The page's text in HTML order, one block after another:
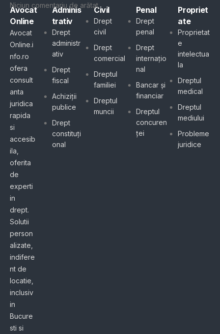
Niciun comentariu de arătat.
Avocat
Online
Avocat
Online.i
nfo.ro
ofera
consult
anta
juridica
rapida
si
accesib
ila,
oferita
de
experti
in
drept.
Solutii
person
alizate,
indifere
nt de
locatie,
inclusiv
in
Bucure
sti si
Adminis
trativ
Drept
administr
ativ
Drept
fiscal
Achiziții
publice
Drept
constituți
onal
Civil
Drept
civil
Drept
comercial
Dreptul
familiei
Dreptul
muncii
Penal
Drept
penal
Drept
internațio
nal
Bancar și
financiar
Dreptul
concuren
ței
Propriet
ate
Proprietat
e
intelectua
la
Dreptul
medical
Dreptul
mediului
Probleme
juridice